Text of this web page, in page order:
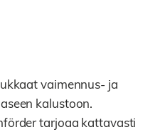
vaimennus- ja
kalustoon.
tarjoaa kattavasti